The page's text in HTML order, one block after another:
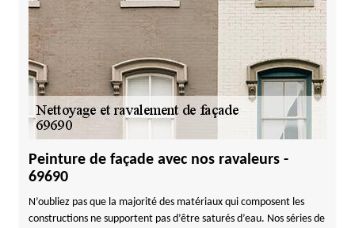
Peinture de façade avec nos ravaleurs -
69690
N’oubliez pas que la majorité des matériaux qui composent les
constructions ne supportent pas d’être saturés d’eau. Nos séries de